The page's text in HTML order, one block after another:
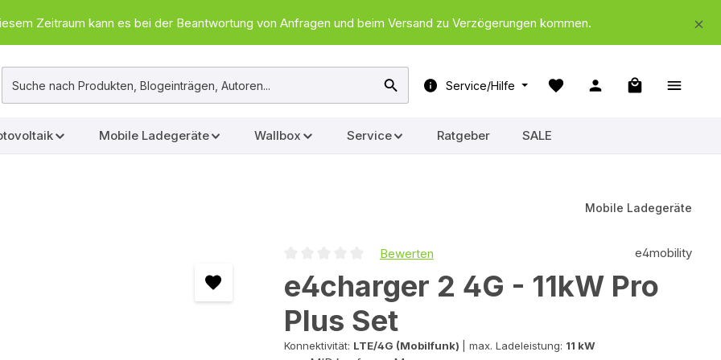
Zeitraum kann es bei der Beantwortung von Anfragen und beim Versand zu Verzögerungen kommen.
Service/Hilfe
Warenkorb
Mobile Ladegeräte Wallbox Service Ratgeber SALE
Mobile Ladegeräte
Bewerten e4mobility
e4charger 2 4G - 11kW Pro
Plus Set
Konnektivität: LTE/4G (Mobilfunk) max. Ladeleistung: 11 kW